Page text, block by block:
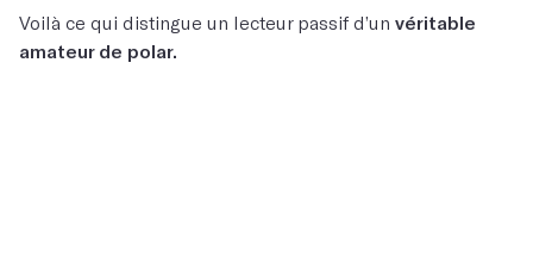
Voilà ce qui distingue un lecteur passif d’un véritable
amateur de polar.